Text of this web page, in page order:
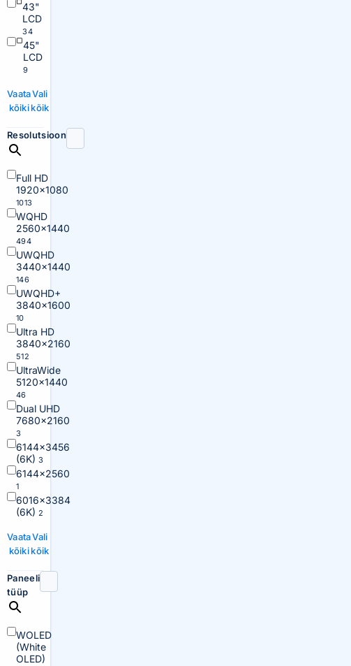
43"
LCD
34
45"
LCD
9
Vaata
kõiki
Vali
kõik
Resolutsioon
Full HD
1920×1080
1013
WQHD
2560×1440
494
UWQHD
3440×1440
146
UWQHD+
3840×1600
10
Ultra HD
3840×2160
512
UltraWide
5120×1440
46
Dual UHD
7680×2160
3
6144×3456
(6K) 3
6144×2560
1
6016×3384
(6K) 2
Vaata
kõiki
Vali
kõik
Paneeli
tüüp
WOLED
(White
OLED)